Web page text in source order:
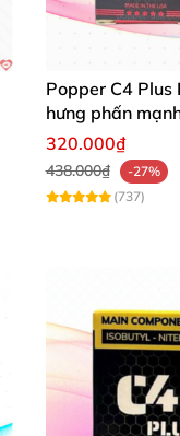
Popper C4
hưng phấn
320.000₫
438.000₫
-27%
(737)